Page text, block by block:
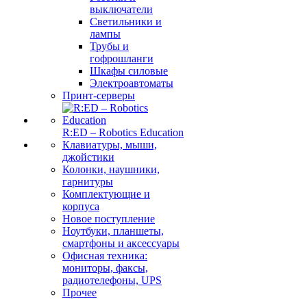
выключатели
Светильники и
лампы
Трубы и
гофрошланги
Шкафы силовые
Электроавтоматы
Принт-серверы
R:ED – Robotics Education
Клавиатуры, мыши,
джойстики
Колонки, наушники,
гарнитуры
Комплектующие и
корпуса
Новое поступление
Ноутбуки, планшеты,
смартфоны и аксессуары
Офисная техника:
мониторы, факсы,
радиотелефоны, UPS
Прочее